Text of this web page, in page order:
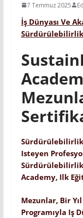
7 Temmuz 2025
İş Dünyası Ve
Sürdürülebilirlik
Sürdürülebilirlik
Isteyen
Sürdürülebilirlik
Academy, Ilk
Mezunlar, Bir
Programıyla Iş